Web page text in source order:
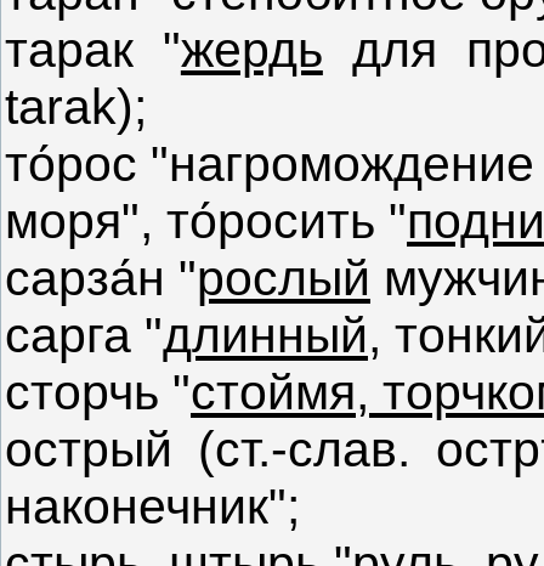
тарак "жердь для
tarak);
то́рос
моря", то́росить "
сарза́н "рослый
сарга "длинный,
сторчь "стоймя,
острый (ст.-слав.
наконечник";